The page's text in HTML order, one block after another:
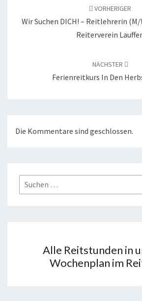
VORHERIGER
Wir Suchen DICH! – Reitlehrerin
Reiterverein
NÄCHSTER
Ferienreitkurs In Den
Die Kommentare sind geschlossen.
Suchen
nach:
Alle Reitstunden in
Wochenplan im